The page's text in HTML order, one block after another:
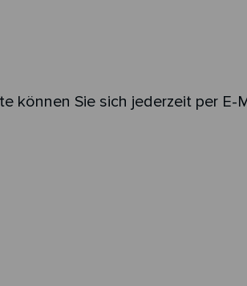
können Sie sich jederzeit per E-